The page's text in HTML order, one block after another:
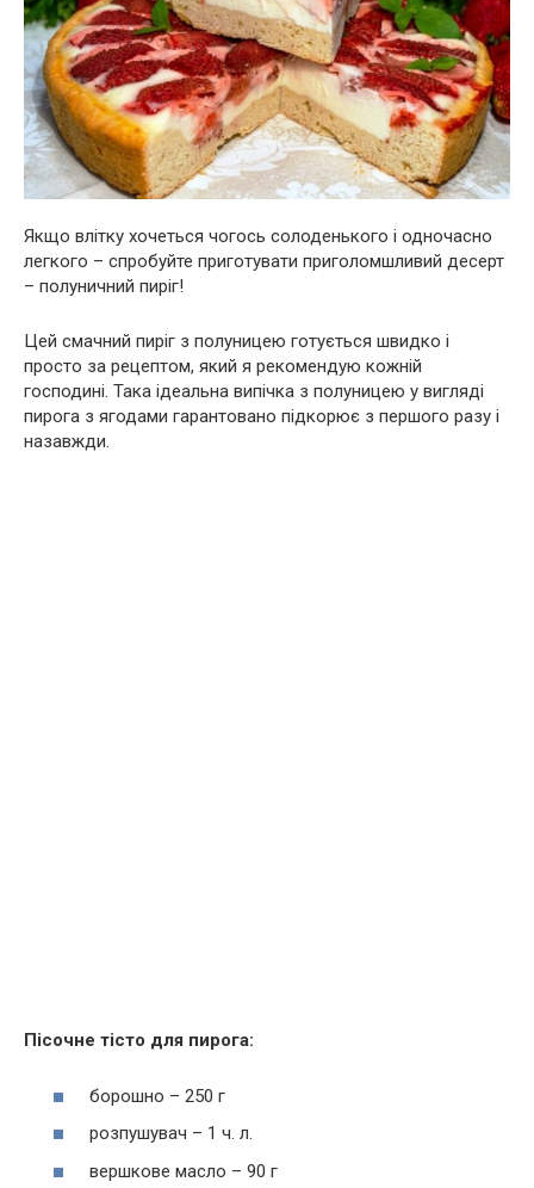
Якщо влітку хочеться чогось солоденького і одночасно
легкого – спробуйте приготувати приголомшливий десерт
– полуничний пиріг!
Цей смачний пиріг з полуницею готується швидко і
просто за рецептом, який я рекомендую кожній
господині. Така ідеальна випічка з полуницею у вигляді
пирога з ягодами гарантовано підкорює з першого разу і
назавжди.
Пісочне тісто для пирога:
борошно – 250 г
розпушувач – 1 ч. л.
вершкове масло – 90 г